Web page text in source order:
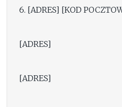
6. [ADRES] [KOD
[ADRES]
[ADRES]